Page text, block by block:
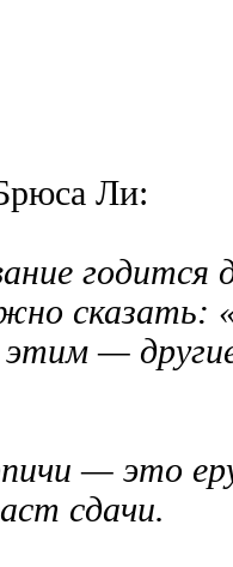
Ли:
годится
сказать:
—
— это
сдачи.